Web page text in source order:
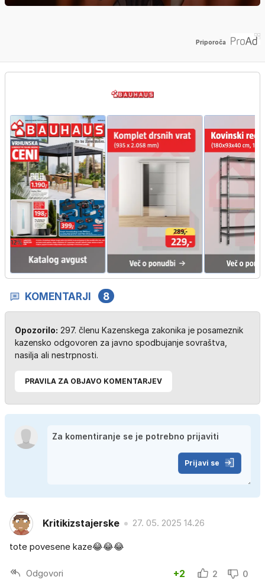
Priporoča
KOMENTARJI 8
Opozorilo: 297. členu Kazenskega zakonika je posameznik
kazensko odgovoren za javno spodbujanje sovraštva,
nasilja ali nestrpnosti.
PRAVILA ZA OBJAVO KOMENTARJEV
Prijavi se
Kritikizstajerske 27. 05. 2025 14.26
tote povesene kaze😂😂😂
Odgovori +2 2 0